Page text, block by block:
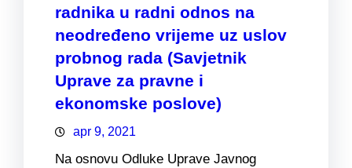
radnika u radni odnos na
neodređeno vrijeme uz uslov
probnog rada (Savjetnik
Uprave za pravne i
ekonomske poslove)
apr 9, 2021
Na osnovu Odluke Uprave Javnog